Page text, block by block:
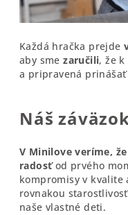
Každá hračka prejde
aby smezaručili, že k
a pripravená
Náš
V Minilove veríme,
radosťod prvého
kompromisy v
rovnakou
naše vlastné deti.